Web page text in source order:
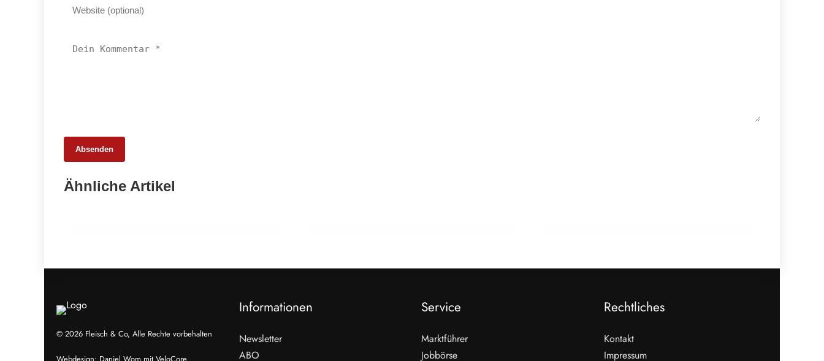
Absenden
Ähnliche Artikel
Tux-Zillertaler Rind zwischen Geschichte
© 2026 Fleisch & Co, Alle Rechte vorbehalten
Informationen
Newsletter
ABO
Service
Marktführer
Jobbörse
Rechtliches
Kontakt
Impressum